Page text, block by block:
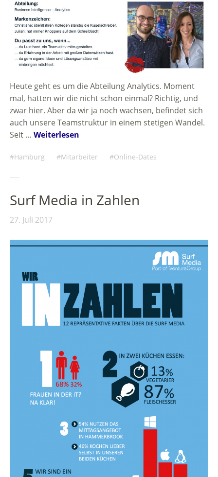
Heute geht es um die Abteilung Analytics. Moment
mal, hatten wir die nicht schon einmal? Richtig, und
zwar hier. Aber da wir ja noch wachsen, befindet sich
auch unsere Teamstruktur in einem stetigen Wandel.
Seit … Weiterlesen
Hamburg Mitarbeiter Online-Dates
Surf Media in Zahlen
27. Juli 2017